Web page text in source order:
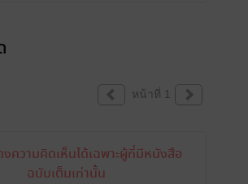
หน้าที่ 1
ความคิดเห็นได้เฉพาะผู้ที่มีหนังสือ
ฉบับเต็มเท่านั้น